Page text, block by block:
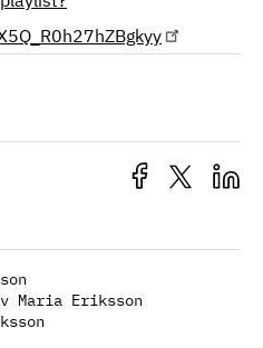
Maria Eriksson